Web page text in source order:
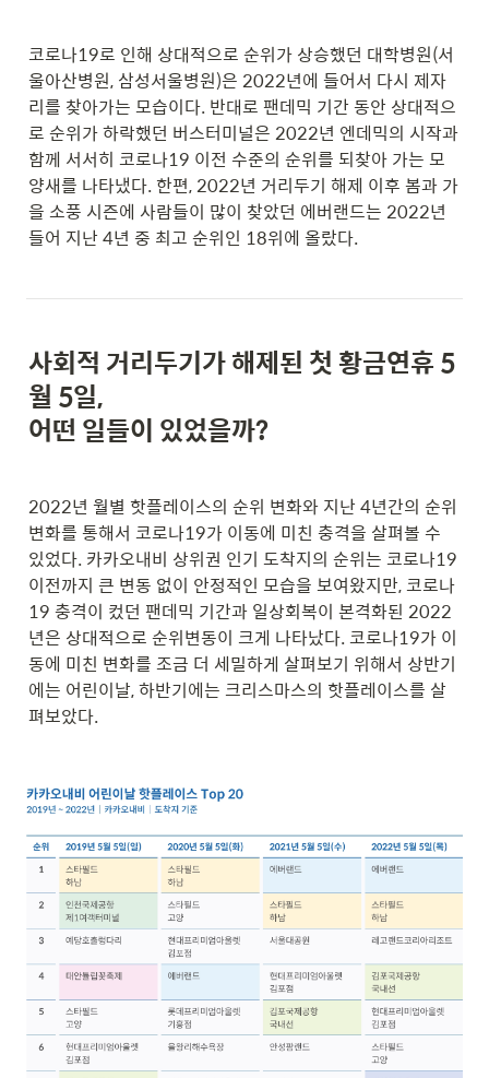
코로나19로 인해 상대적으로 순위가 상승했던 대학병원(서
울아산병원, 삼성서울병원)은 2022년에 들어서 다시 제자
리를 찾아가는 모습이다. 반대로 팬데믹 기간 동안 상대적으
로 순위가 하락했던 버스터미널은 2022년 엔데믹의 시작과
함께 서서히 코로나19 이전 수준의 순위를 되찾아 가는 모
양새를 나타냈다. 한편, 2022년 거리두기 해제 이후 봄과 가
을 소풍 시즌에 사람들이 많이 찾았던 에버랜드는 2022년
들어 지난 4년 중 최고 순위인 18위에 올랐다.
사회적 거리두기가 해제된 첫 황금연휴 5
월 5일,
어떤 일들이 있었을까?
2022년 월별 핫플레이스의 순위 변화와 지난 4년간의 순위
변화를 통해서 코로나19가 이동에 미친 충격을 살펴볼 수
있었다. 카카오내비 상위권 인기 도착지의 순위는 코로나19
이전까지 큰 변동 없이 안정적인 모습을 보여왔지만, 코로나
19 충격이 컸던 팬데믹 기간과 일상회복이 본격화된 2022
년은 상대적으로 순위변동이 크게 나타났다. 코로나19가 이
동에 미친 변화를 조금 더 세밀하게 살펴보기 위해서 상반기
에는 어린이날, 하반기에는 크리스마스의 핫플레이스를 살
펴보았다.